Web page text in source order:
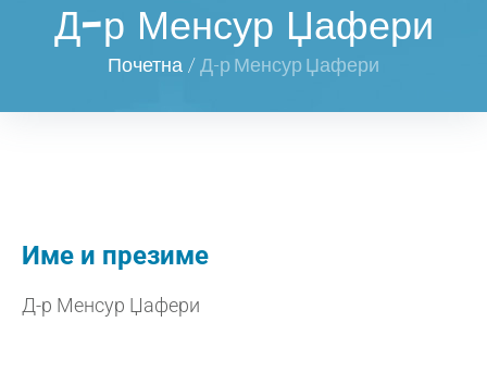
Д-р Менсур Џафери
Почетна / Д-р Менсур Џафери
Име и презиме
Д-р Менсур Џафери